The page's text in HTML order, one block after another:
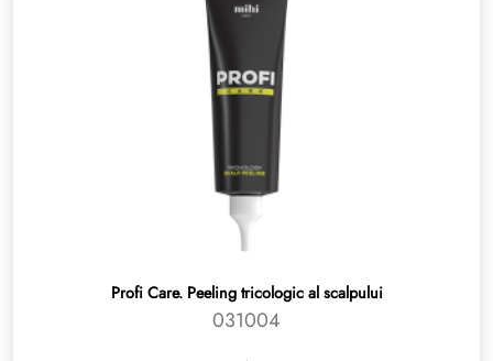
Profi Care. Peeling tricologic al scalpului
031004